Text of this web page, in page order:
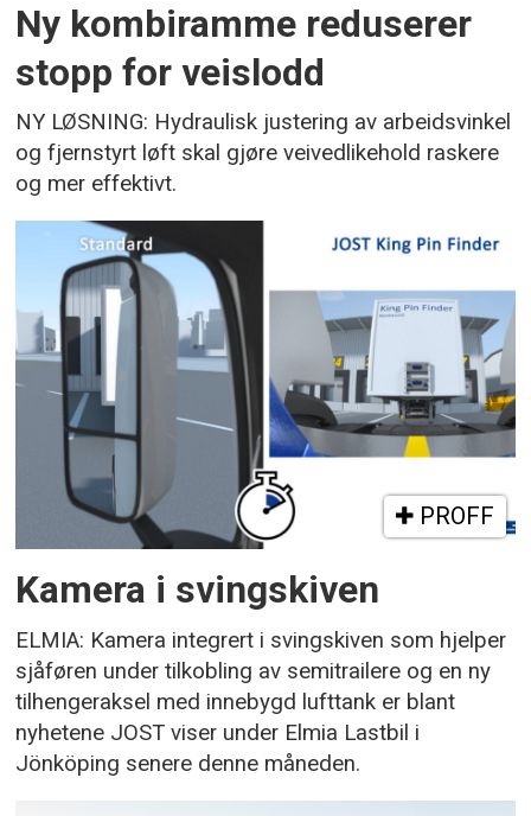
Ny kombiramme reduserer
stopp for veislodd
NY LØSNING: Hydraulisk justering av arbeidsvinkel
og fjernstyrt løft skal gjøre veivedlikehold raskere
og mer effektivt.
PROFF
Kamera i svingskiven
ELMIA: Kamera integrert i svingskiven som hjelper
sjåføren under tilkobling av semitrailere og en ny
tilhengeraksel med innebygd lufttank er blant
nyhetene JOST viser under Elmia Lastbil i
Jönköping senere denne måneden.